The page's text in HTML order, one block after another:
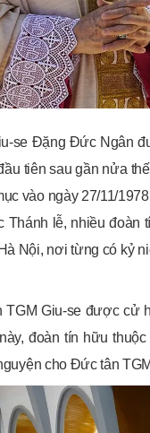
se Đặng Đức Ngân
tiên sau gần nửa
vào ngày 27/11/
Thánh lễ, nhiều
Nội, nơi từng có kỷ
Giu-se được cử
đoàn tín hữu
cho Đức tân